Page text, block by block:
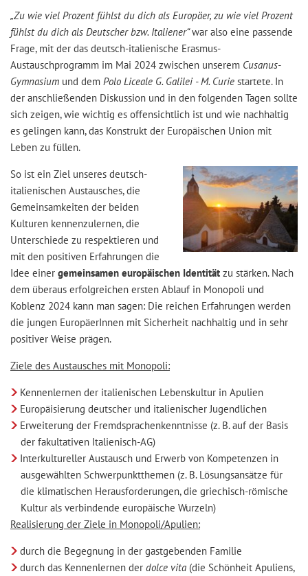
„Zu wie viel Prozent fühlst du dich als Europäer, zu wie viel Prozent
fühlst du dich als Deutscher bzw. Italiener“war also eine passende
Frage, mit der das deutsch-italienische Erasmus-
Austauschprogramm im Mai 2024 zwischen unserem Cusanus-
Gymnasium und dem Polo Liceale G. Galilei - M. Curie startete. In
der anschließenden Diskussion und in den folgenden Tagen sollte
sich zeigen, wie wichtig es offensichtlich ist und wie nachhaltig
es gelingen kann, das Konstrukt der Europäischen Union mit
Leben zu füllen.
So ist ein Ziel unseres deutsch-
italienischen Austausches, die
Gemeinsamkeiten der beiden
Kulturen kennenzulernen, die
Unterschiede zu respektieren und
mit den positiven Erfahrungen die
Idee einer gemeinsamen europäischen Identität zu stärken. Nach
dem überaus erfolgreichen ersten Ablauf in Monopoli und
Koblenz 2024 kann man sagen: Die reichen Erfahrungen werden
die jungen EuropäerInnen mit Sicherheit nachhaltig und in sehr
positiver Weise prägen.
Ziele des Austausches mit Monopoli:
Kennenlernen der italienischen Lebenskultur in Apulien
Europäisierung deutscher und italienischer Jugendlichen
Erweiterung der Fremdsprachenkenntnisse (z. B. auf der Basis
der fakultativen Italienisch-AG)
Interkultureller Austausch und Erwerb von Kompetenzen in
ausgewählten Schwerpunktthemen (z. B. Lösungsansätze für
die klimatischen Herausforderungen, die griechisch-römische
Kultur als verbindende europäische Wurzeln)
Realisierung der Ziele in Monopoli/Apulien:
durch die Begegnung in der gastgebenden Familie
durch das Kennenlernen der dolce vita (die Schönheit Apuliens,